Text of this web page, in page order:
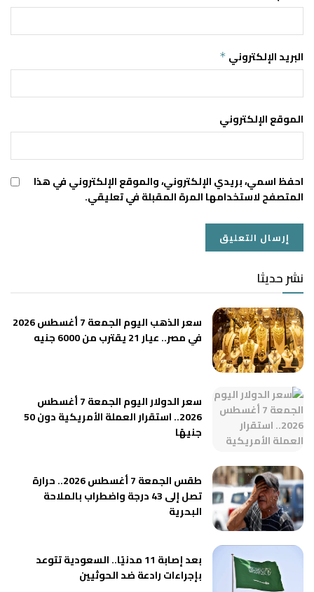
البريد الإلكتروني *
الموقع الإلكتروني
احفظ اسمي، بريدي الإلكتروني، والموقع الإلكتروني في هذا
المتصفح لاستخدامها المرة المقبلة في تعليقي.
نشر حديثا
سعر الذهب اليوم الجمعة 7 أغسطس 2026
في مصر.. عيار 21 يقترب من 6000 جنيه
سعر الدولار اليوم الجمعة 7 أغسطس
2026.. استقرار العملة الأمريكية دون 50
جنيهًا
طقس الجمعة 7 أغسطس 2026.. حرارة
تصل إلى 43 درجة واضطراب بالملاحة
البحرية
بعد إصابة 11 مدنيًا.. السعودية تتوعد
بإجراءات رادعة ضد الحوثيين